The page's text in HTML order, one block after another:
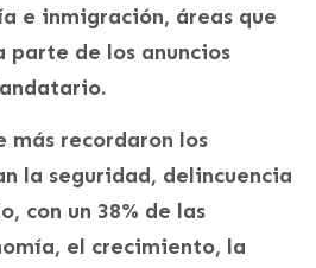
e inmigración, áreas que
parte de los anuncios
más recordaron los
la seguridad, delincuencia
con un 38% de las
el crecimiento, la